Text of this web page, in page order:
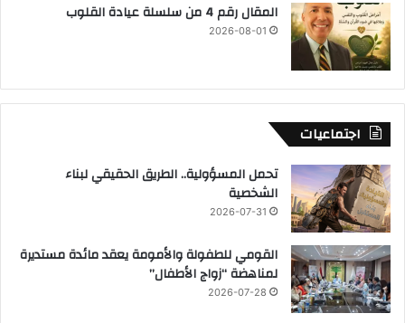
المقال رقم 4 من سلسلة عيادة القلوب
2026-08-01
اجتماعيات
تحمل المسؤولية.. الطريق الحقيقي لبناء
الشخصية
2026-07-31
القومي للطفولة والأمومة يعقد مائدة مستديرة
لمناهضة “زواج الأطفال”
2026-07-28